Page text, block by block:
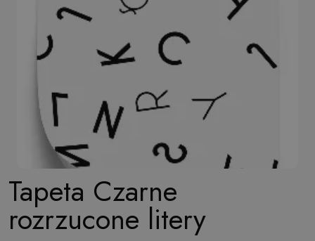
Tapeta Czarne
rozrzucone litery